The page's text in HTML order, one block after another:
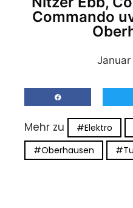
Commando
Januar
Mehr zu #Elektro
#Oberhausen